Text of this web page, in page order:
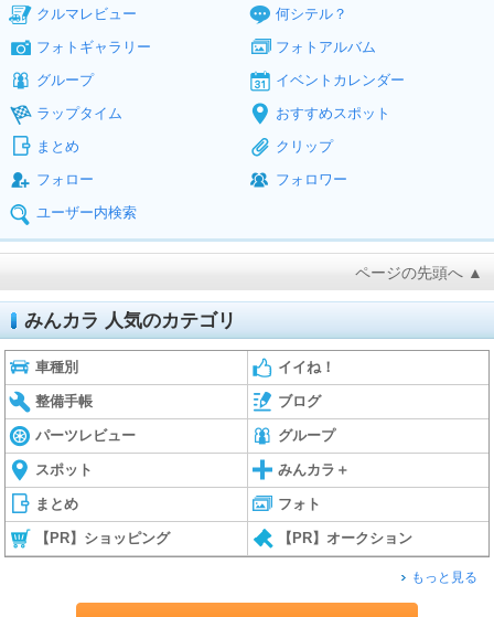
クルマレビュー
何シテル？
フォトギャラリー
フォトアルバム
グループ
イベントカレンダー
ラップタイム
おすすめスポット
まとめ
クリップ
フォロー
フォロワー
ユーザー内検索
ページの先頭へ ▲
みんカラ 人気のカテゴリ
車種別 イイね！
整備手帳 ブログ
パーツレビュー グループ
スポット みんカラ＋
まとめ フォト
【PR】ショッピング 【PR】オークション
もっと見る